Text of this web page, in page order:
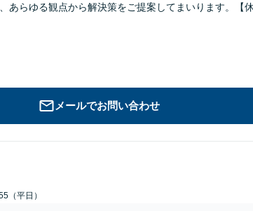
あらゆる観点から解決策をご提案してまいります。【
メールでお問い合わせ
（平日）